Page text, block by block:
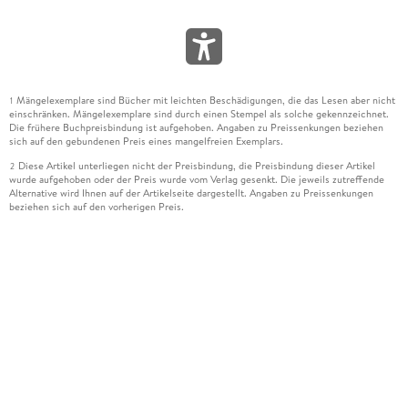
1 Mängelexemplare sind Bücher mit leichten Beschädigungen, die das Lesen aber nicht
einschränken. Mängelexemplare sind durch einen Stempel als solche gekennzeichnet.
Die frühere Buchpreisbindung ist aufgehoben. Angaben zu Preissenkungen beziehen
sich auf den gebundenen Preis eines mangelfreien Exemplars.
2 Diese Artikel unterliegen nicht der Preisbindung, die Preisbindung dieser Artikel
wurde aufgehoben oder der Preis wurde vom Verlag gesenkt. Die jeweils zutreffende
Alternative wird Ihnen auf der Artikelseite dargestellt. Angaben zu Preissenkungen
beziehen sich auf den vorherigen Preis.